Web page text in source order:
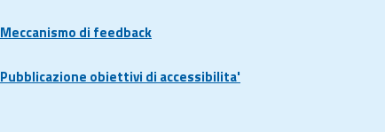
Meccanismo di feedback
Pubblicazione obiettivi di accessibilita'